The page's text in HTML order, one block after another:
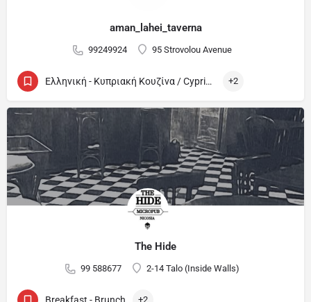
aman_lahei_taverna
99249924 95 Strovolou Avenue
Ελληνική - Κυπριακή Κουζίνα / Cypriot and Greek +2
The Hide
99 588677 2-14 Talo (Inside Walls)
+2